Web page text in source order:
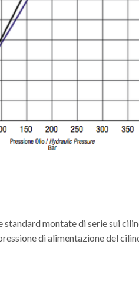
montate di serie sui
di alimentazione del